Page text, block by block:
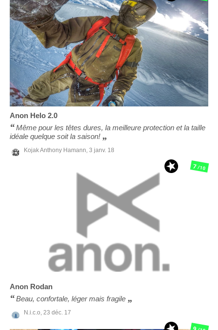
Anon Helo 2.0
Même pour les têtes dures, la meilleure protection et la taille
idéale quelque soit la saison!
Kojak Anthony Hamann, 3 janv. 18
Anon Rodan
Beau, confortale, léger mais fragile
N.i.c.o, 23 déc. 17
7/10